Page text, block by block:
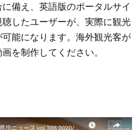
備え、英語版のポータルサイ
したユーザーが、実際に観光
能になります。海外観光客が
を制作してください。